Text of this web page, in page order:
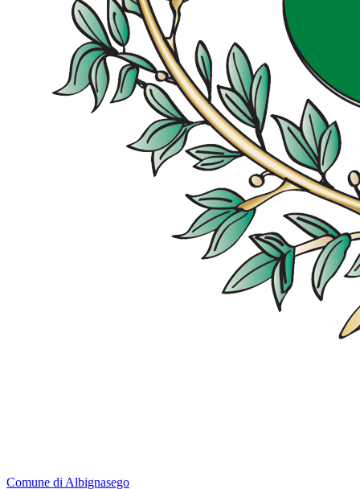
Comune di Albignasego